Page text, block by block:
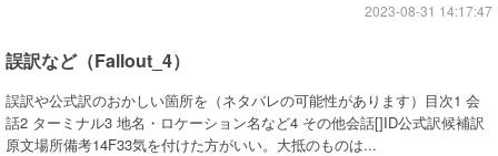
2023-08-31 14:17:47
誤訳など（Fallout_4）
誤訳や公式訳のおかしい箇所を（ネタバレの可能性があります）目次1 会
話2 ターミナル3 地名・ロケーション名など4 その他会話[]ID公式訳候補訳
原文場所備考14F33気を付けた方がいい。大抵のものは...